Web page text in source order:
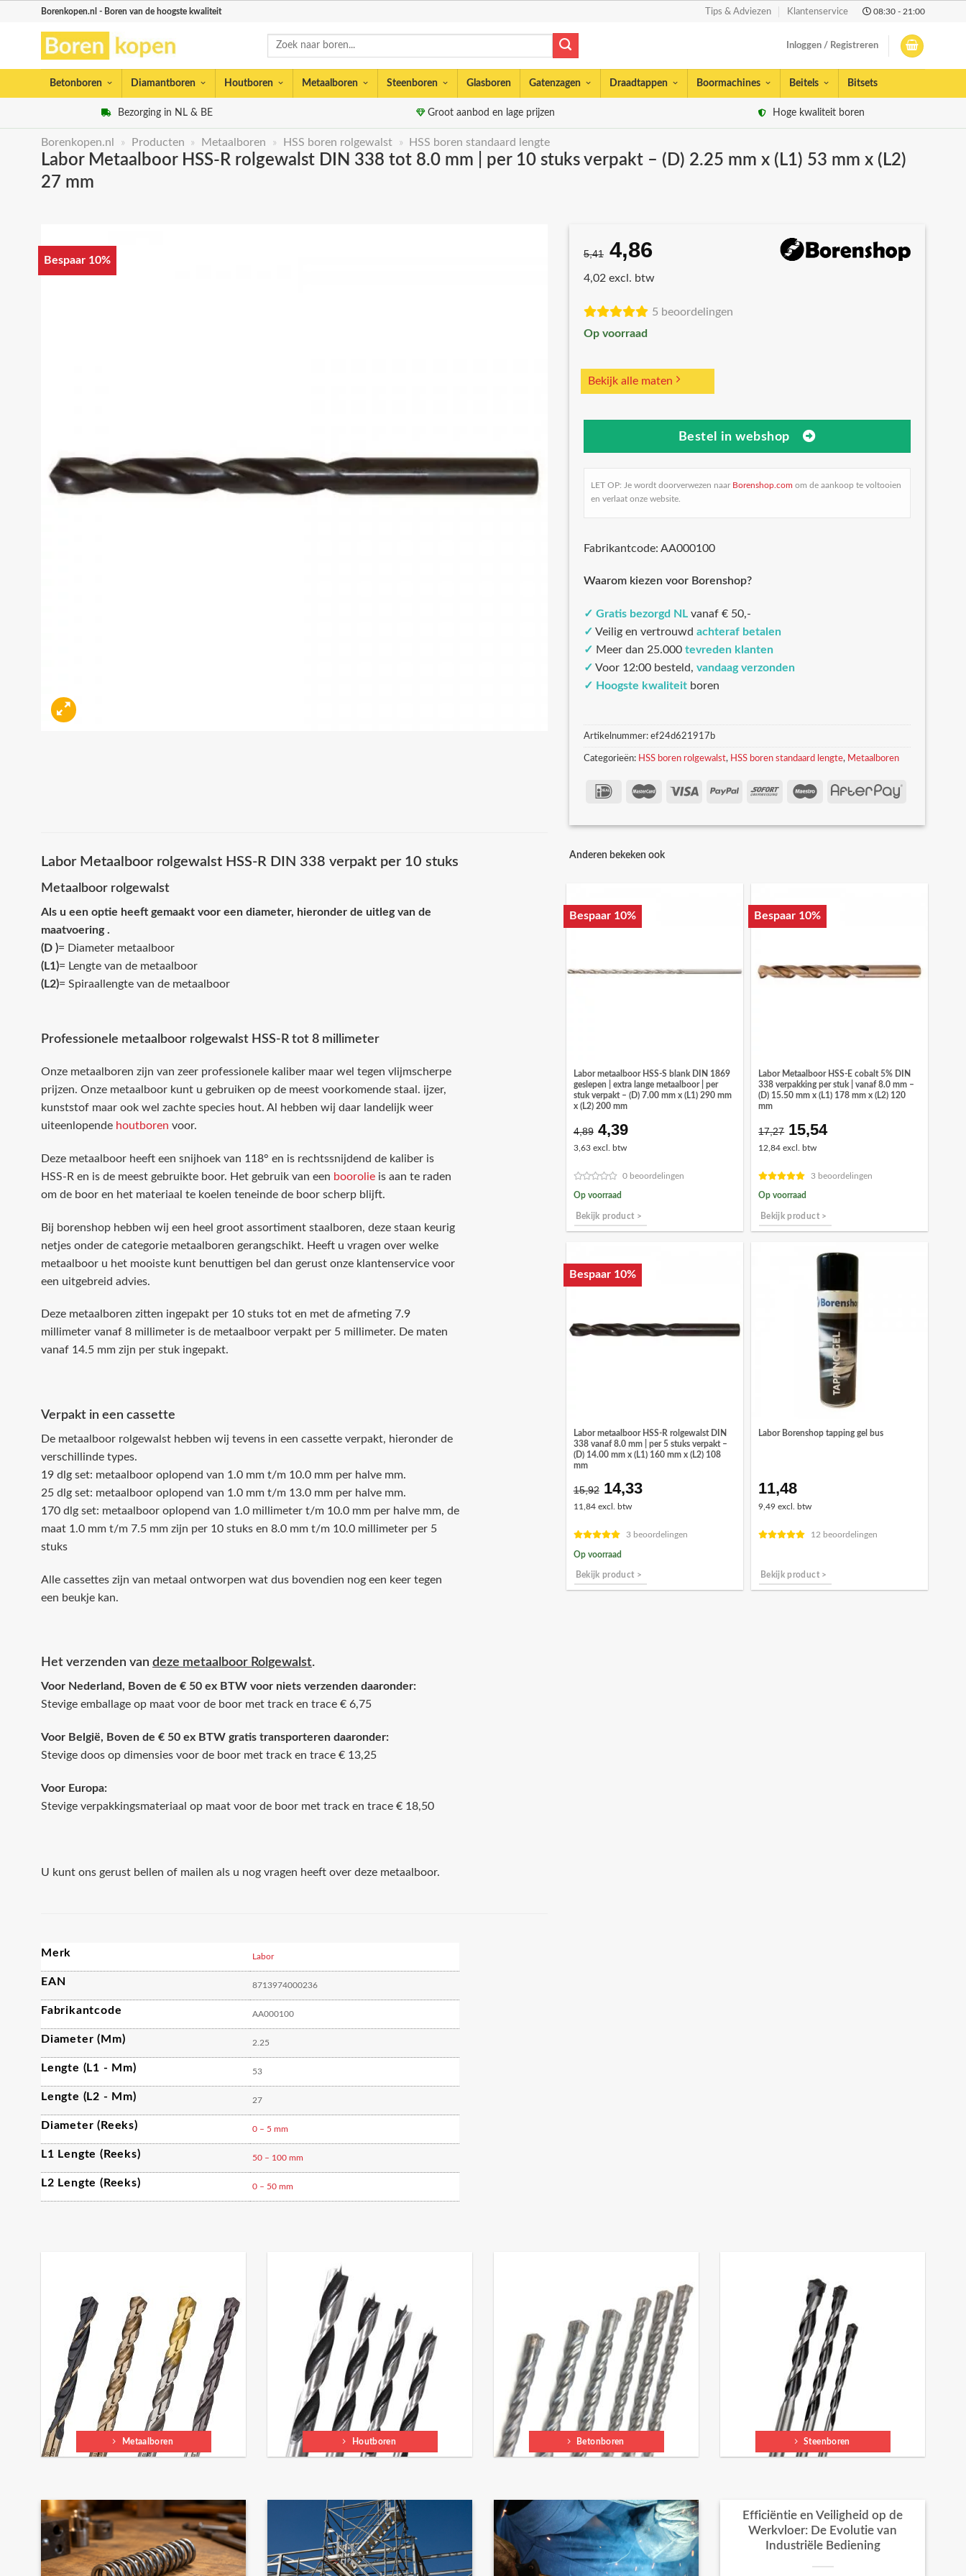
Borenkopen.nl - Boren van de hoogste kwaliteit Tips & Adviezen Klantenservice 08:30 - 21:00
Zoeken
Inloggen / Registreren
Betonboren Diamantboren Houtboren Metaalboren Steenboren Glasboren Gatenzagen Draadtappen Boormachines Beitels Bitsets
Bezorging in NL & BE Groot aanbod en lage prijzen Hoge kwaliteit boren
Borenkopen.nl » Producten » Metaalboren » HSS boren rolgewalst » HSS boren standaard lengte
Labor Metaalboor HSS-R rolgewalst DIN 338 tot 8.0 mm | per 10 stuks verpakt – (D) 2.25 mm x (L1) 53 mm x (L2)
27 mm
Bespaar 10%
5,41 Oorspronkelijke
prijs
€5,41.
4,86Huidige
prijs
€4,86.
4,02 excl. btw
5 beoordelingen
Op voorraad
Bekijk alle maten
Bestel in webshop
LET OP: Je wordt doorverwezen naar Borenshop.com om de aankoop te voltooien
en verlaat onze website.
Fabrikantcode: AA000100
Waarom kiezen voor Borenshop?
✓ Gratis bezorgd NL vanaf € 50,-
✓ Veilig en vertrouwd achteraf betalen
✓ Meer dan 25.000 tevreden klanten
✓ Voor 12:00 besteld, vandaag verzonden
✓ Hoogste kwaliteit boren
Artikelnummer: ef24d621917b
Categorieën: HSS boren rolgewalst, HSS boren standaard lengte, Metaalboren
Labor Metaalboor rolgewalst HSS-R DIN 338 verpakt per 10 stuks
Metaalboor rolgewalst
Als u een optie heeft gemaakt voor een diameter, hieronder de uitleg van de
maatvoering .
(D )= Diameter metaalboor
(L1)= Lengte van de metaalboor
(L2)= Spiraallengte van de metaalboor
Professionele metaalboor rolgewalst HSS-R tot 8 millimeter
Onze metaalboren zijn van zeer professionele kaliber maar wel tegen vlijmscherpe
prijzen. Onze metaalboor kunt u gebruiken op de meest voorkomende staal. ijzer,
kunststof maar ook wel zachte species hout. Al hebben wij daar landelijk weer
uiteenlopende houtboren voor.
Deze metaalboor heeft een snijhoek van 118° en is rechtssnijdend de kaliber is
HSS-R en is de meest gebruikte boor. Het gebruik van een boorolie is aan te raden
om de boor en het materiaal te koelen teneinde de boor scherp blijft.
Bij borenshop hebben wij een heel groot assortiment staalboren, deze staan keurig
netjes onder de categorie metaalboren gerangschikt. Heeft u vragen over welke
metaalboor u het mooiste kunt benuttigen bel dan gerust onze klantenservice voor
een uitgebreid advies.
Deze metaalboren zitten ingepakt per 10 stuks tot en met de afmeting 7.9
millimeter vanaf 8 millimeter is de metaalboor verpakt per 5 millimeter. De maten
vanaf 14.5 mm zijn per stuk ingepakt.
Verpakt in een cassette
De metaalboor rolgewalst hebben wij tevens in een cassette verpakt, hieronder de
verschillinde types.
19 dlg set: metaalboor oplopend van 1.0 mm t/m 10.0 mm per halve mm.
25 dlg set: metaalboor oplopend van 1.0 mm t/m 13.0 mm per halve mm.
170 dlg set: metaalboor oplopend van 1.0 millimeter t/m 10.0 mm per halve mm, de
maat 1.0 mm t/m 7.5 mm zijn per 10 stuks en 8.0 mm t/m 10.0 millimeter per 5
stuks
Alle cassettes zijn van metaal ontworpen wat dus bovendien nog een keer tegen
een beukje kan.
Het verzenden van deze metaalboor Rolgewalst.
Voor Nederland, Boven de € 50 ex BTW voor niets verzenden daaronder:
Stevige emballage op maat voor de boor met track en trace € 6,75
Voor België, Boven de € 50 ex BTW gratis transporteren daaronder:
Stevige doos op dimensies voor de boor met track en trace € 13,25
Voor Europa:
Stevige verpakkingsmateriaal op maat voor de boor met track en trace € 18,50
U kunt ons gerust bellen of mailen als u nog vragen heeft over deze metaalboor.
Merk Labor
EAN 8713974000236
Fabrikantcode AA000100
Diameter (mm) 2.25
Lengte (L1 - Mm) 53
Lengte (L2 - Mm) 27
Diameter (reeks) 0 – 5 mm
L1 Lengte (reeks) 50 – 100 mm
L2 Lengte (reeks) 0 – 50 mm
Anderen bekeken ook
Bespaar 10%
Labor metaalboor HSS-S blank DIN 1869
geslepen | extra lange metaalboor | per
stuk verpakt – (D) 7.00 mm x (L1) 290 mm
x (L2) 200 mm
4,89 Oorspronkelijke
prijs
€4,89.
4,39Huidige
€4,39.
3,63 excl. btw
0 beoordelingen
Op voorraad
Bekijk product >
Bespaar 10%
Labor Metaalboor HSS-E cobalt 5% DIN
338 verpakking per stuk | vanaf 8.0 mm –
(D) 15.50 mm x (L1) 178 mm x (L2) 120
mm
17,27 Oorspronkelijke
prijs
€17,27.
15,54Huidige
€15,54.
12,84 excl. btw
3 beoordelingen
Op voorraad
Bekijk product >
Bespaar 10%
Labor metaalboor HSS-R rolgewalst DIN
338 vanaf 8.0 mm | per 5 stuks verpakt –
(D) 14.00 mm x (L1) 160 mm x (L2) 108
mm
15,92 Oorspronkelijke
prijs
€15,92.
14,33Huidige
€14,33.
11,84 excl. btw
3 beoordelingen
Op voorraad
Bekijk product >
Labor Borenshop tapping gel bus
11,48
9,49 excl. btw
12 beoordelingen
Bekijk product >
Metaalboren Houtboren Betonboren Steenboren
Efficiëntie en Veiligheid op de
Werkvloer: De Evolutie van
Industriële Bediening